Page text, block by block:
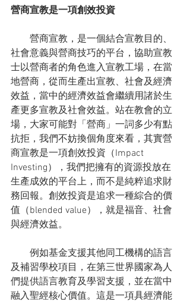
營商宣教是一項創效投資
營商宣教，是一個結合宣教目的、
社會意義與營商技巧的平台，協助宣教
士以營商者的角色進入宣教工場，在當
地營商，從而生產出宣教、社會及經濟
效益，當中的經濟效益會繼續用諸於生
產更多宣教及社會效益。站在教會的立
場，大家可能對「營商」一詞多少有點
抗拒，我們不妨換個角度來看，其實營
商宣教是一項創效投資（Impact
Investing），我們把擁有的資源投放在
生產成效的平台上，而不是純粹追求財
務回報。創效投資是追求一種綜合的價
值（blended value），就是福音、社會
與經濟效益。
例如基金支援其他同工機構的語言
及補習學校項目，在第三世界國家為人
們提供語言教育及學習支援，並在當中
融入聖經核心價值。這是一項具經濟能